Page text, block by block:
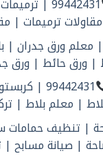
99442431 |
ترميمات |
معلم ورق جدران |
| ورق حائط | ورق
99442431
| معلم بلاط |
| تنظيف حمامات
| صيانة مسابح